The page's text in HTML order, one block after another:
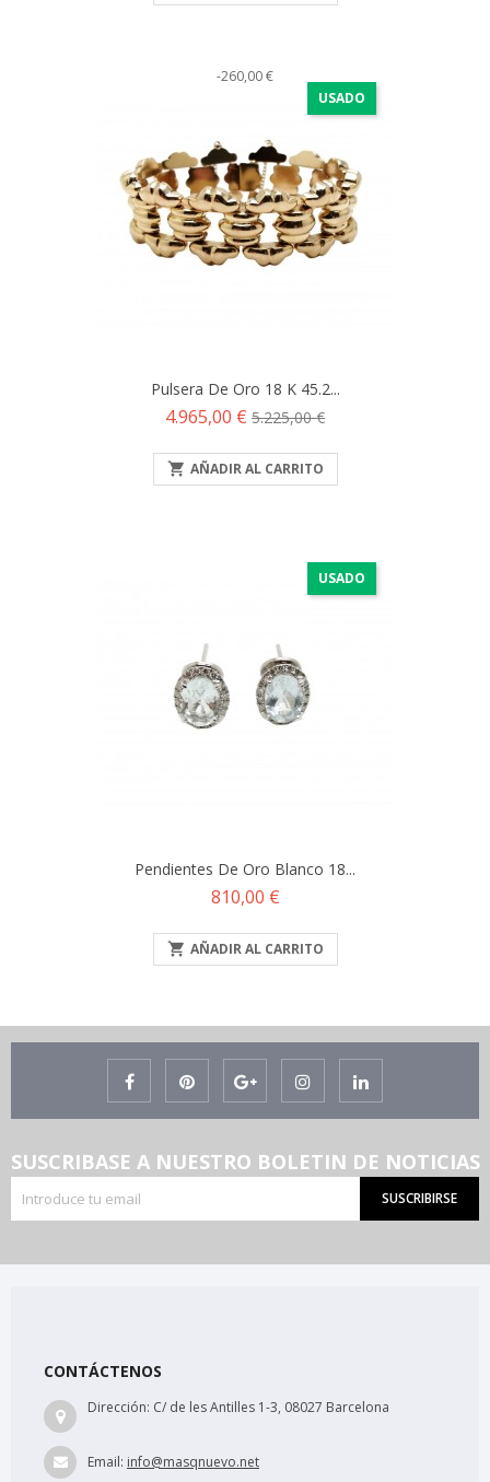
USADO
-260,00 €
Pulsera De Oro 18 K 45.2...
Precio
4.965,00 € Precio
5.225,00 €
 AÑADIR AL CARRITO
USADO
Pendientes De Oro Blanco 18...
Precio
810,00 €
 AÑADIR AL CARRITO
SUSCRIBASE A NUESTRO BOLETIN DE NOTICIAS
SUSCRIBIRSE
CONTÁCTENOS
Dirección: C/ de les Antilles 1-3, 08027 Barcelona
Email: info@masqnuevo.net